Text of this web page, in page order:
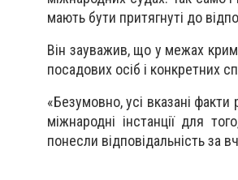
мають бути притягнуті до
Він зауважив, що у межах
посадових осіб і конкретних
«Безумовно, усі вказані
міжнародні інстанції для
понесли відповідальність за